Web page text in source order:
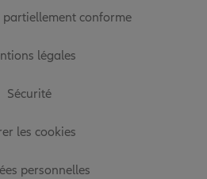
partiellement conforme
légales
Sécurité
les cookies
personnelles